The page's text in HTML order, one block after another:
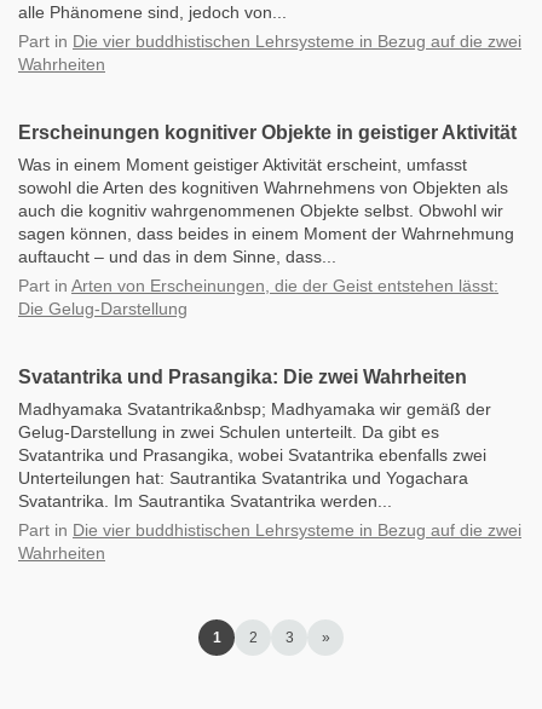
alle Phänomene sind, jedoch von...
Part in Die vier buddhistischen Lehrsysteme in Bezug auf die zwei
Wahrheiten
Erscheinungen kognitiver Objekte in geistiger Aktivität
Was in einem Moment geistiger Aktivität erscheint, umfasst
sowohl die Arten des kognitiven Wahrnehmens von Objekten als
auch die kognitiv wahrgenommenen Objekte selbst. Obwohl wir
sagen können, dass beides in einem Moment der Wahrnehmung
auftaucht – und das in dem Sinne, dass...
Part in Arten von Erscheinungen, die der Geist entstehen lässt:
Die Gelug-Darstellung
Svatantrika und Prasangika: Die zwei Wahrheiten
Madhyamaka Svatantrika&nbsp; Madhyamaka wir gemäß der
Gelug-Darstellung in zwei Schulen unterteilt. Da gibt es
Svatantrika und Prasangika, wobei Svatantrika ebenfalls zwei
Unterteilungen hat: Sautrantika Svatantrika und Yogachara
Svatantrika. Im Sautrantika Svatantrika werden...
Part in Die vier buddhistischen Lehrsysteme in Bezug auf die zwei
Wahrheiten
1 2 3 »